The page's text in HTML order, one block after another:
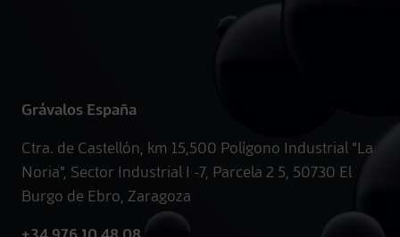
Grávalos España
Ctra. de Castellón, km 15,500 Polígono Industrial "La
Noria", Sector Industrial I -7, Parcela 2 5, 50730 El
Burgo de Ebro, Zaragoza